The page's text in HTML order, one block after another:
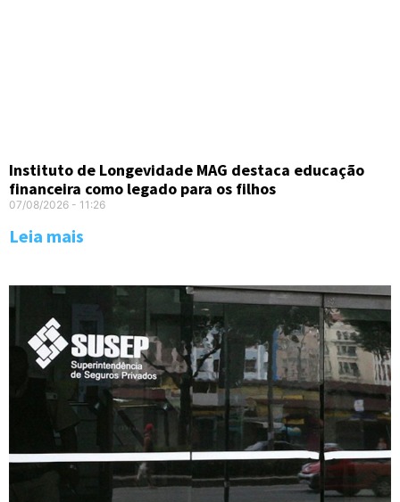
Instituto de Longevidade MAG destaca educação
financeira como legado para os filhos
07/08/2026 11:26
Leia mais